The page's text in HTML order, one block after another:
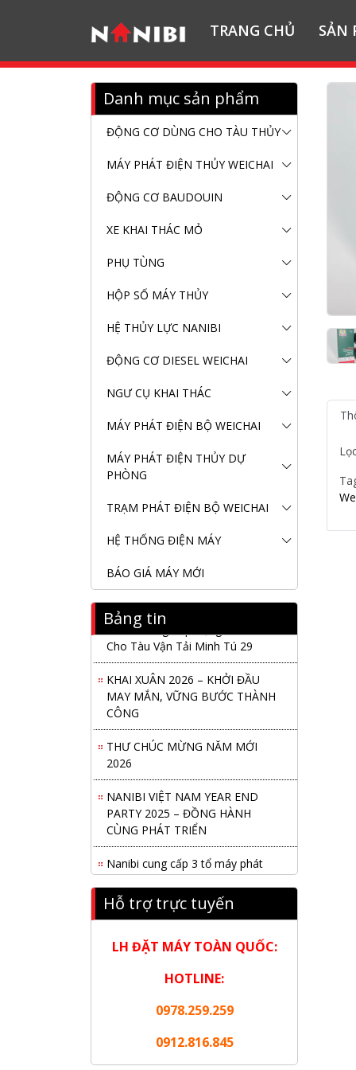
TRANG CHỦ SẢN
Danh mục sản phẩm
ĐỘNG CƠ DÙNG CHO TÀU THỦY
MÁY PHÁT ĐIỆN THỦY WEICHAI
ĐỘNG CƠ BAUDOUIN
XE KHAI THÁC MỎ
PHỤ TÙNG
HỘP SỐ MÁY THỦY
HỆ THỦY LỰC NANIBI
ĐỘNG CƠ DIESEL WEICHAI
NGƯ CỤ KHAI THÁC
MÁY PHÁT ĐIỆN BỘ WEICHAI
MÁY PHÁT ĐIỆN THỦY DỰ
PHÒNG
TRẠM PHÁT ĐIỆN BỘ WEICHAI
HỆ THỐNG ĐIỆN MÁY
BÁO GIÁ MÁY MỚI
Bảng tin
Nanibi Cung Cấp Động Cơ Weichai
Cho Tàu Vận Tải Minh Tú 29
KHAI XUÂN 2026 – KHỞI ĐẦU
MAY MẮN, VỮNG BƯỚC THÀNH
CÔNG
THƯ CHÚC MỪNG NĂM MỚI
2026
NANIBI VIỆT NAM YEAR END
PARTY 2025 – ĐỒNG HÀNH
CÙNG PHÁT TRIỂN
Nanibi cung cấp 3 tổ máy phát
điện 3000kVA cho dự án Kho cảng
Cái Mép LNG
Hội nghị tổng kết công tác năm
2025 và triển khai nhiệm vụ năm
2026 do chi hội tàu du lịch Hạ
NANIBI khai trương văn phòng
triển bền vững
Hỗ trợ trực tuyến
LH ĐẶT MÁY TOÀN QUỐC:
HOTLINE:
0978.259.259
0912.816.845